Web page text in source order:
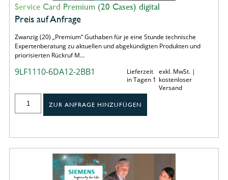
Service Card Premium (20 Cases) digital
Preis auf Anfrage
Zwanzig (20) „Premium“ Guthaben für je eine Stunde technische
Expertenberatung zu aktuellen und abgekündigten Produkten und
priorisierten Rückruf M…
9LF1110-6DA12-2BB1
Lieferzeit
in Tagen 1
exkl. MwSt. |
kostenloser
Versand
ZUR ANFRAGE HINZUFÜGEN